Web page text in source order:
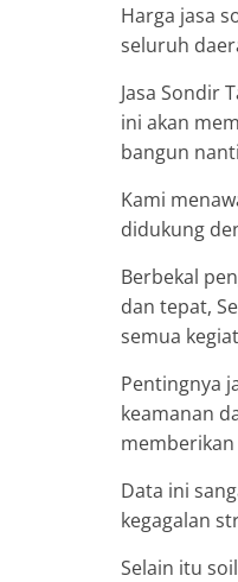
Harga jasa
seluruh
Jasa Sondir
ini akan
bangun
Kami
didukung
Berbekal
dan tepat,
semua
Pentingnya
keamanan
Data ini
kegagalan
Selain itu